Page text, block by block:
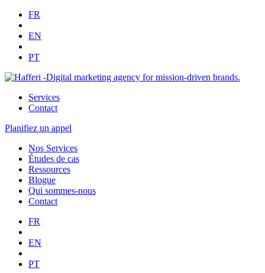
FR
EN
PT
Services
Contact
Planifiez un appel
Nos Services
Études de cas
Ressources
Blogue
Qui sommes-nous
Contact
FR
EN
PT